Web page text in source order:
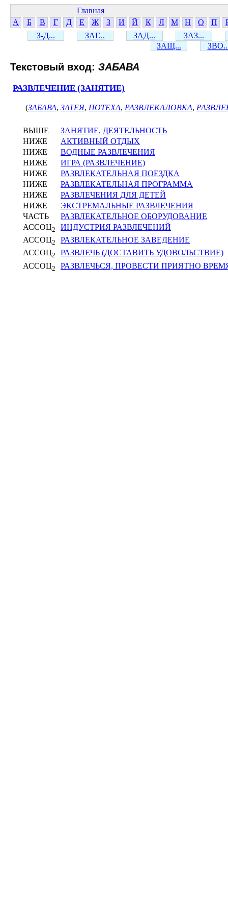
Главная
А
Б В Г Д Е Ж З И Й К Л М Н О П
З-Д...
ЗАГ... ЗАД...
ЗАЗ...
ЗАЩ...
Текстовый вход: ЗАБАВА
РАЗВЛЕЧЕНИЕ (ЗАНЯТИЕ)
(ЗАБАВА, ЗАТЕЯ, ПОТЕХА, РАЗВЛЕКАЛОВКА,
ВЫШЕ
ЗАНЯТИЕ, ДЕЯТЕЛЬНОСТЬ
НИЖЕ
АКТИВНЫЙ ОТДЫХ
НИЖЕ
ВОДНЫЕ РАЗВЛЕЧЕНИЯ
НИЖЕ
ИГРА (РАЗВЛЕЧЕНИЕ)
НИЖЕ
РАЗВЛЕКАТЕЛЬНАЯ ПОЕЗДКА
НИЖЕ
РАЗВЛЕКАТЕЛЬНАЯ ПРОГРАММА
НИЖЕ
РАЗВЛЕЧЕНИЯ ДЛЯ ДЕТЕЙ
НИЖЕ
ЭКСТРЕМАЛЬНЫЕ РАЗВЛЕЧЕНИЯ
ЧАСТЬ
РАЗВЛЕКАТЕЛЬНОЕ ОБОРУДОВАНИЕ
АССОЦ2
ИНДУСТРИЯ РАЗВЛЕЧЕНИЙ
АССОЦ2
РАЗВЛЕКАТЕЛЬНОЕ ЗАВЕДЕНИЕ
АССОЦ2
РАЗВЛЕЧЬ (ДОСТАВИТЬ УДОВОЛЬСТВИЕ)
АССОЦ2 РАЗВЛЕЧЬСЯ, ПРОВЕСТИ ПРИЯТНО